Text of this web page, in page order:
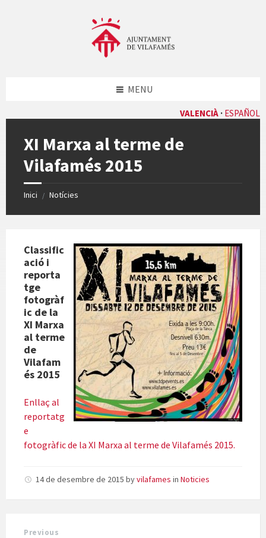
VALENCIÀ ESPAÑOL
MENU
XI Marxa al terme de
Vilafamés 2015
Inici / Notícies
Classific
ació i
reporta
tge
fotogràf
ic de la
XI Marxa
al terme
de
Vilafam
és 2015
Enllaç al
reportatg
e
fotogràfic de la XI Marxa al terme de Vilafamés 2015.
14 de desembre de 2015 byvilafames in Noticies
Previous